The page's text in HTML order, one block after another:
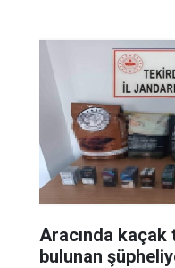
Aracında
bulunan